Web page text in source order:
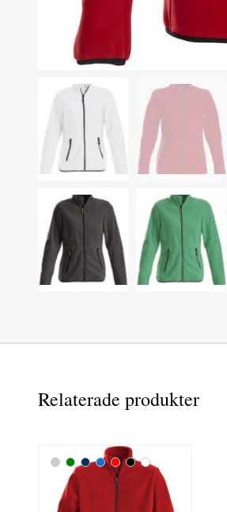
Relaterade produkter